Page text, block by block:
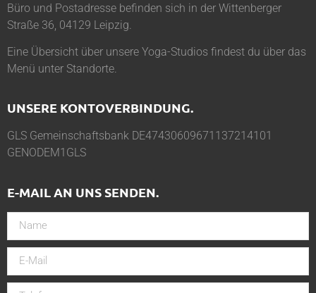
Büro und Postadresse befinden sich in der Wittenberger
Straße 36, 04129 Leipzig.
Eine Übersicht über unsere Yoga-Studios findest du über das
Menü unter Standorte.
UNSERE KONTOVERBINDUNG.
GLS Gemeinschaftsbank DE47430609671137214101
GENODEM1GLS
E-MAIL AN UNS SENDEN.